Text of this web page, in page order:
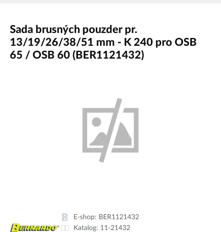
Sada brusných pouzder pr.
13/19/26/38/51 mm - K 240 pro OSB
65 / OSB 60 (BER1121432)
E-shop: BER1121432
Katalog: 11-21432